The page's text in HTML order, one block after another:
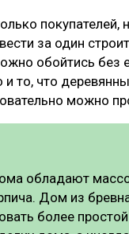
за один
обойтись без
то, что
можно
обладают
Дом из бревна
более